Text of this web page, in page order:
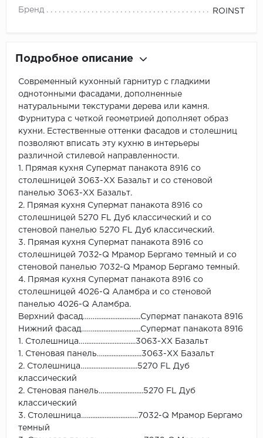
Бренд ROINST
Подробное описание
Современный кухонный гарнитур с гладкими
однотонными фасадами, дополненные
натуральными текстурами дерева или камня.
Фурнитура с четкой геометрией дополняет образ
кухни. Естественные оттенки фасадов и столешниц
позволяют вписать эту кухню в интерьеры
различной стилевой направленности.
1. Прямая кухня Супермат панакота 8916 со
столешницей 3063-ХХ Базальт и со стеновой
панелью 3063-ХХ Базальт.
2. Прямая кухня Супермат панакота 8916 со
столешницей 5270 FL Дуб классический и со
стеновой панелью 5270 FL Дуб классический.
3. Прямая кухня Супермат панакота 8916 со
столешницей 7032-Q Мрамор Бергамо темный и со
стеновой панелью 7032-Q Мрамор Бергамо темный.
4. Прямая кухня Супермат панакота 8916 со
столешницей 4026-Q Аламбра и со стеновой
панелью 4026-Q Аламбра.
Верхний фасад……..........................Супермат панакота 8916
Нижний фасад……...........................Супермат панакота 8916
1. Столешница….............................3063-ХХ Базальт
1. Стеновая панель…......................3063-ХХ Базальт
2. Столешница….............................5270 FL Дуб
классический
2. Стеновая панель…......................5270 FL Дуб
классический
3. Столешница….............................7032-Q Мрамор Бергамо
темный